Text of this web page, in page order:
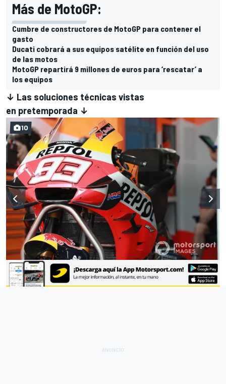
Más de MotoGP:
Cumbre de constructores de MotoGP para contener el
gasto
Ducati cobrará a sus equipos satélite en función del uso
de las motos
MotoGP repartirá 9 millones de euros para ‘rescatar’ a
los equipos
↓ Las soluciones técnicas vistas
en pretemporada ↓
10